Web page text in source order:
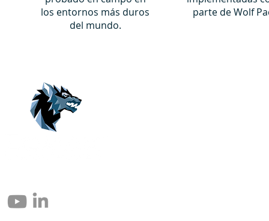
los entornos más duros
del mundo.
parte de Wolf